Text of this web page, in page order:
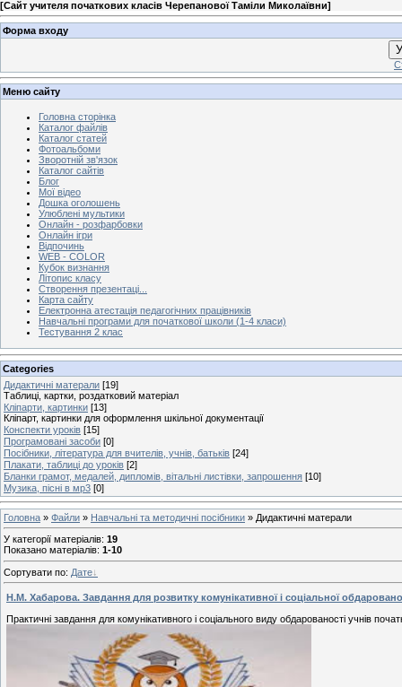
[Сайт учителя початкових класів Черепанової Таміли Миколаївни]
Форма входу
Меню сайту
Головна сторінка
Каталог файлів
Каталог статей
Фотоальбоми
Зворотній зв'язок
Каталог сайтів
Блог
Мої відео
Дошка оголошень
Улюблені мультики
Онлайн - розфарбовки
Онлайн ігри
Відпочинь
WEB - COLOR
Кубок визнання
Літопис класу
Створення презентаці...
Карта сайту
Електронна атестація педагогічних працівників
Навчальні програми для початкової школи (1-4 класи)
Тестування 2 клас
Categories
Дидактичні матерали [19]
Таблиці, картки, роздатковий матеріал
Кліпарти, картинки [13]
Кліпарт, картинки для оформлення шкільної документації
Конспекти уроків [15]
Програмовані засоби [0]
Посібники, література для вчителів, учнів, батьків [24]
Плакати, таблиці до уроків [2]
Бланки грамот, медалей, дипломів, вітальні листівки, запрошення [10]
Музика, пісні в мр3 [0]
Головна » Файли » Навчальні та методичні посібники » Дидактичні матерали
У категорії матеріалів: 19
Показано матеріалів: 1-10
Сортувати по: Дате
Н.М. Хабарова. Завдання для розвитку комунікативної і соціальної
Практичні завдання для комунікативного і соціального виду обдарованості учнів